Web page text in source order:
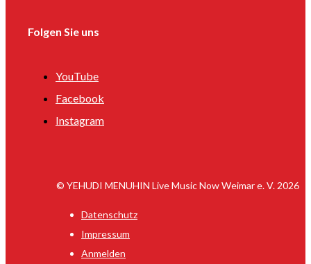
Folgen Sie uns
YouTube
Facebook
Instagram
© YEHUDI MENUHIN Live Music Now Weimar e. V. 2026
Datenschutz
Impressum
Anmelden